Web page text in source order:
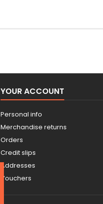
YOUR ACCOUNT
Personal info
Merchandise returns
Orders
Credit slips
Addresses
Vouchers